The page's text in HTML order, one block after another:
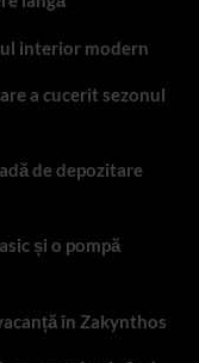
interior modern
a cucerit sezonul
de depozitare
și o pompă
în Zakynthos